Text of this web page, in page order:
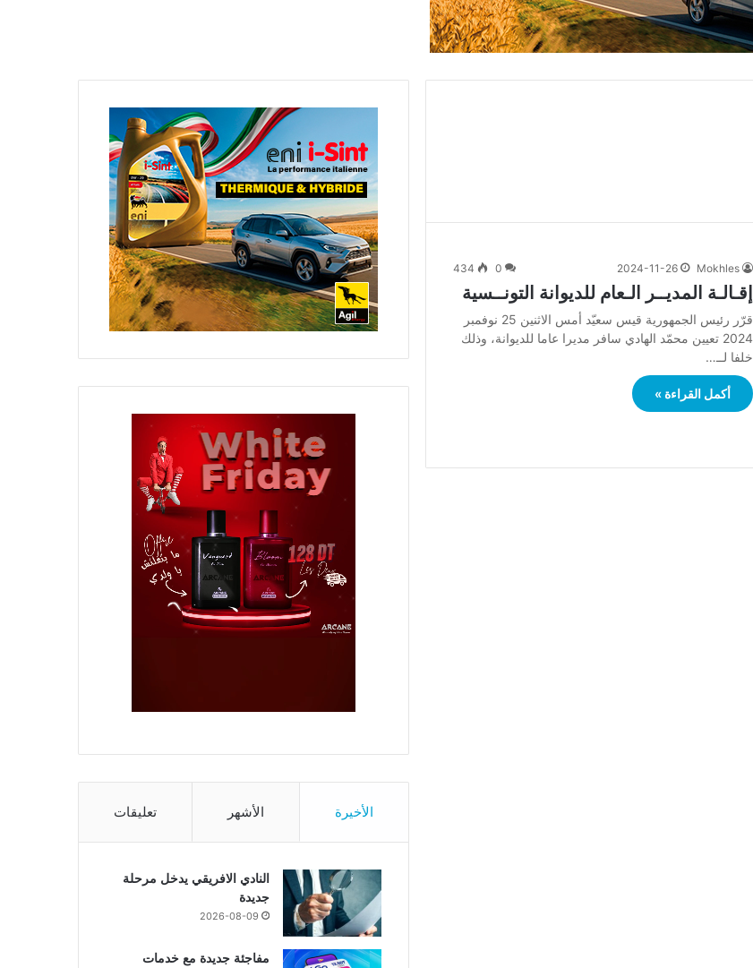
Mokhles
2024-11-26
0
434
إقـالـة المديــر الـعام للديوانة التونــسية
قرّر رئيس الجمهورية قيس سعيّد أمس الاثنين 25 نوفمبر
2024 تعيين محمّد الهادي سافر مديرا عاما للديوانة، وذلك
خلفا لــ…
أكمل القراءة »
الأخيرة الأشهر تعليقات
النادي الافريقي يدخل مرحلة
جديدة
2026-08-09
مفاجئة جديدة مع خدمات